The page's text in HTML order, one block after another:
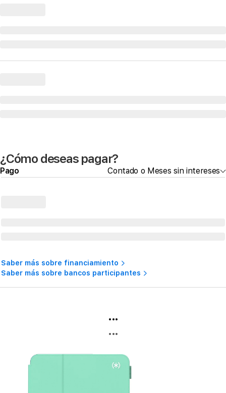
¿Cómo deseas pagar?
Pago Contado o Meses sin intereses
Saber más sobre financiamiento
Saber más sobre bancos participantes
...
...